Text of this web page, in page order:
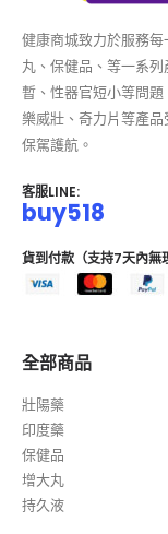
健康商城致力於服務
丸、保健品、等一系
暫、性器官短小等問
樂威壯、奇力片等產
保駕護航。
客服LINE:
buy518
貨到付款（支持7天內無
全部商品
壯陽藥
印度藥
保健品
增大丸
持久液